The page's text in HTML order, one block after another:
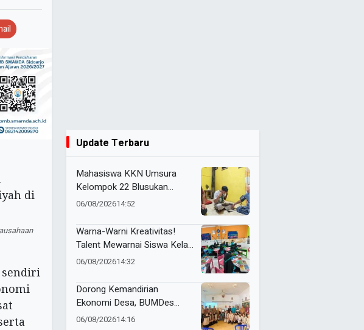
Update Terbaru
Mahasiswa KKN Umsura
Kelompok 22 Blusukan
Kenalkan “Si-Patuh” di Desa
06/08/202614:52
Warna-Warni Kreativitas!
Talent Mewarnai Siswa Kelas
1 SD Mumtaz Penuh
06/08/202614:32
Dorong Kemandirian
Ekonomi Desa, BUMDes
Kuwik Kediri Terima Hibah
06/08/202614:16